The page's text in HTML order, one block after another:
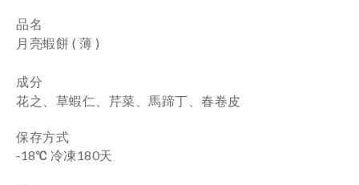
品名
月亮蝦餅 ( 薄 )
成分
花之、草蝦仁、芹菜、馬蹄丁、春卷皮
保存方式
-18℃ 冷凍180天